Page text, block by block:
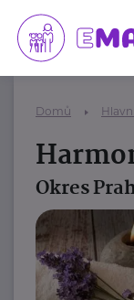
Domů
Okres